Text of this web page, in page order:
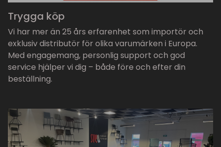
Trygga köp
Vi har mer än 25 års erfarenhet som importör och
exklusiv distributör för olika varumärken i Europa.
Med engagemang, personlig support och god
service hjälper vi dig – både före och efter din
beställning.